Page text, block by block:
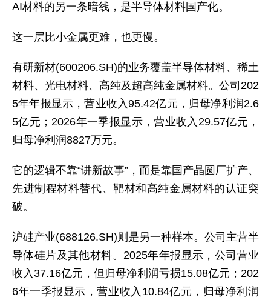
AI材料的另一条暗线，是半导体材料国产化。
这一层比小金属更难，也更慢。
有研新材(600206.SH)的业务覆盖半导体材料、稀土
材料、光电材料、高纯及超高纯金属材料。公司202
5年年报显示，营业收入95.42亿元，归母净利润2.6
5亿元；2026年一季报显示，营业收入29.57亿元，
归母净利润8827万元。
它的逻辑不靠“讲新故事”，而是靠国产晶圆厂扩产、
先进制程材料替代、靶材和高纯金属材料的认证突
破。
沪硅产业(688126.SH)则是另一种样本。公司主营半
导体硅片及其他材料。2025年年报显示，公司营业
收入37.16亿元，但归母净利润亏损15.08亿元；202
6年一季报显示，营业收入10.84亿元，归母净利润